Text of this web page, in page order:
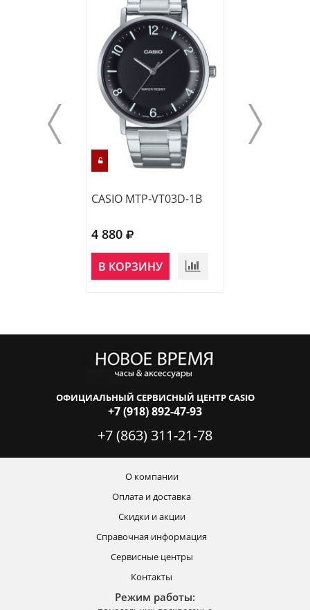
CASIO MTP-VT03D-1B
4 880
В КОРЗИНУ
ОФИЦИАЛЬНЫЙ СЕРВИСНЫЙ ЦЕНТР CASIO
+7 (918) 892-47-93
+7 (863) 311-21-78
О компании
Оплата и доставка
Скидки и акции
Справочная информация
Сервисные центры
Контакты
Режим работы: